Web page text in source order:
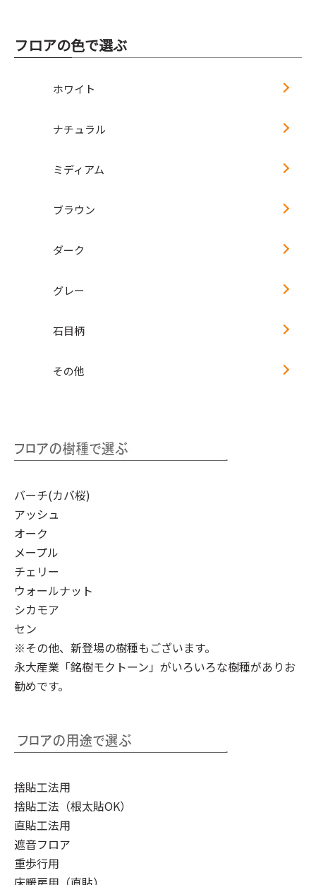
フロアの色で選ぶ
ホワイト
ナチュラル
ミディアム
ブラウン
ダーク
グレー
石目柄
その他
バーチ(カバ桜)
アッシュ
オーク
メープル
チェリー
ウォールナット
シカモア
セン
※その他、新登場の樹種もございます。
永大産業「銘樹モクトーン」 がいろいろな樹種がありお
勧めです。
捨貼工法用
捨貼工法（根太貼OK）
直貼工法用
遮音フロア
重歩行用